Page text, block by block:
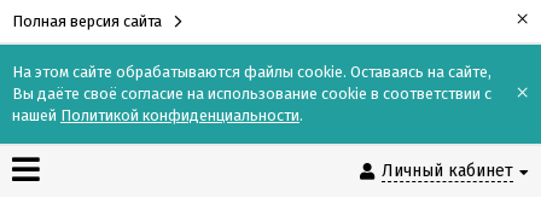
Полная версия сайта ×
На этом сайте обрабатываются файлы cookie. Оставаясь на сайте,
Вы даёте своё согласие на использование cookie в соответствии с
нашей Политикой конфиденциальности.
×
Личный кабинет
Контакты
Доставка